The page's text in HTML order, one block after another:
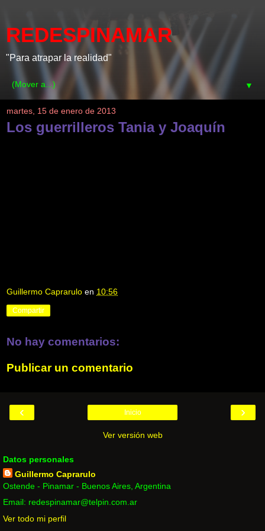
REDESPINAMAR
"Para atrapar la realidad"
▼
martes, 15 de enero de 2013
Los guerrilleros Tania y Joaquín
Guillermo Caprarulo en 10:56
Compartir
No hay comentarios:
Publicar un comentario
‹ ›
Inicio
Ver versión web
Datos personales
Guillermo Caprarulo
Ostende - Pinamar - Buenos Aires, Argentina
Email: redespinamar@telpin.com.ar
Ver todo mi perfil